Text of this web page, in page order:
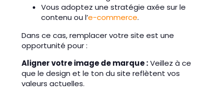
Vous adoptez une stratégie axée sur le
contenu ou l’e-commerce.
Dans ce cas, remplacer votre site est une
opportunité pour :
Aligner votre image de marque :Veillez à ce
que le design et le ton du site reflètent vos
valeurs actuelles.